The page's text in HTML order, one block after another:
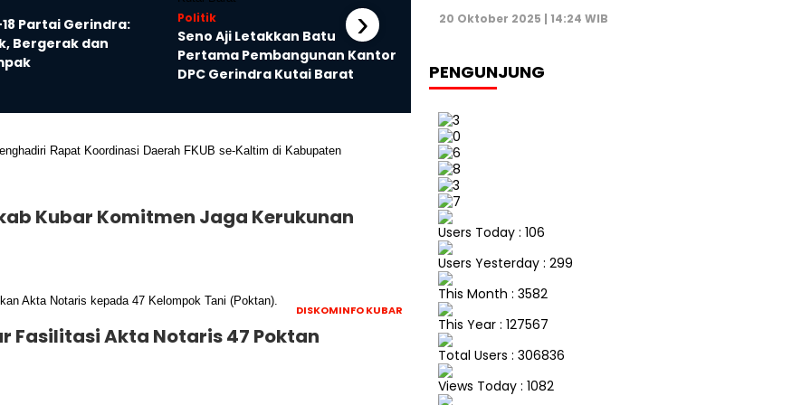
18 Partai Gerindra:
Bergerak dan
Politik
Seno Aji Letakkan Batu
Pertama Pembangunan Kantor
DPC Gerindra Kutai Barat
DPR RI Usul SIM hingga STNK
›
Kubar Komitmen Jaga Kerukunan
DISKOMINFO KUBAR
Fasilitasi Akta Notaris 47 Poktan
20 Oktober 2025 | 14:24 WIB
PENGUNJUNG
Users Today : 106
Users Yesterday : 299
This Month : 3582
This Year : 127567
Total Users : 306836
Views Today : 1082